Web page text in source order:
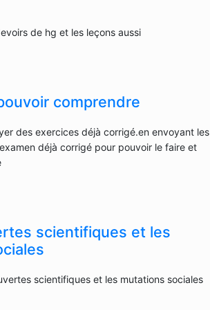
de hg et les leçons aussi
comprendre
des exercices déjà corrigé.en envoyant les
déjà corrigé pour pouvoir le faire et
scientifiques et les
scientifiques et les mutations sociales